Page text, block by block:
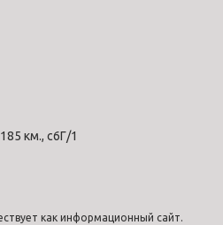
км., с6Г/1
как информационный сайт.